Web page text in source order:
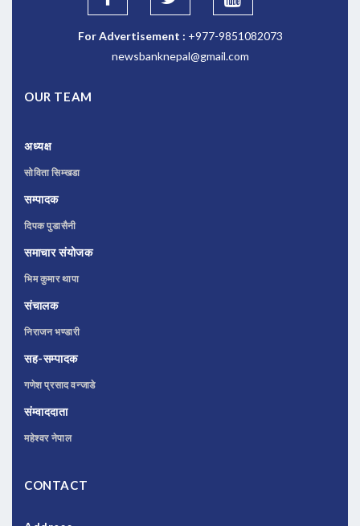
For Advertisement : +977-9851082073
newsbanknepal@gmail.com
OUR TEAM
अध्यक्ष
सोविता सिम्खडा
सम्पादक
दिपक पुडासैनी
समाचार संयोजक
भिम कुमार थापा
संचालक
निराजन भण्डारी
सह-सम्पादक
गणेश प्रसाद वन्जाडे
संम्वाददाता
महेश्वर नेपाल
CONTACT